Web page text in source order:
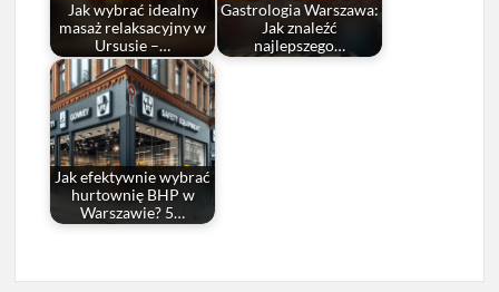
Jak wybrać idealny
masaż relaksacyjny w
Ursusie –…
Gastrologia Warszawa:
Jak znaleźć
najlepszego…
Jak efektywnie wybrać
hurtownię BHP w
Warszawie? 5…